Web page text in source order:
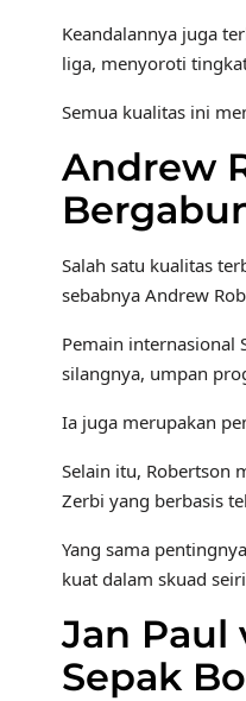
Keandalannya juga
liga, menyoroti
Semua kualitas ini
Andrew
Salah satu kualitas
sebabnya Andrew
Pemain internasional
silangnya, umpan
Ia juga merupakan
Selain itu, Robertson
Zerbi yang berbasis
Yang sama
kuat dalam skuad
Jan Paul
Sepak